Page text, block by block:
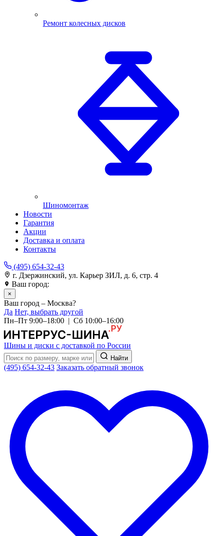
Ремонт колесных дисков
Шиномонтаж
Новости
Гарантия
Акции
Доставка и оплата
Контакты
(495) 654-32-43
г. Дзержинский, ул. Карьер ЗИЛ, д. 6, стр. 4
Ваш город:
×
Ваш город – Москва?
Да Нет, выбрать другой
Пн–Пт 9:00–18:00 | Сб 10:00–16:00
Шины и диски с доставкой по России
Найти
(495) 654-32-43 Заказать обратный звонок